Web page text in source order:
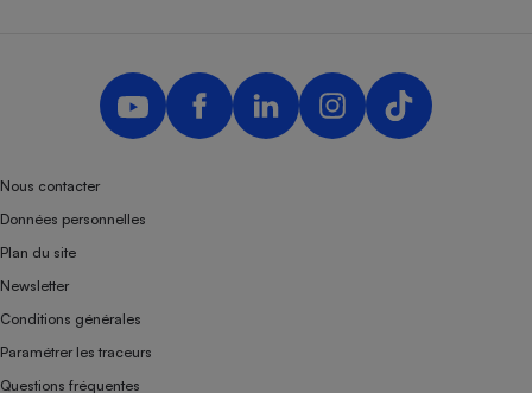
Nous contacter
Données personnelles
Plan du site
Newsletter
Conditions générales
Paramétrer les traceurs
Questions fréquentes